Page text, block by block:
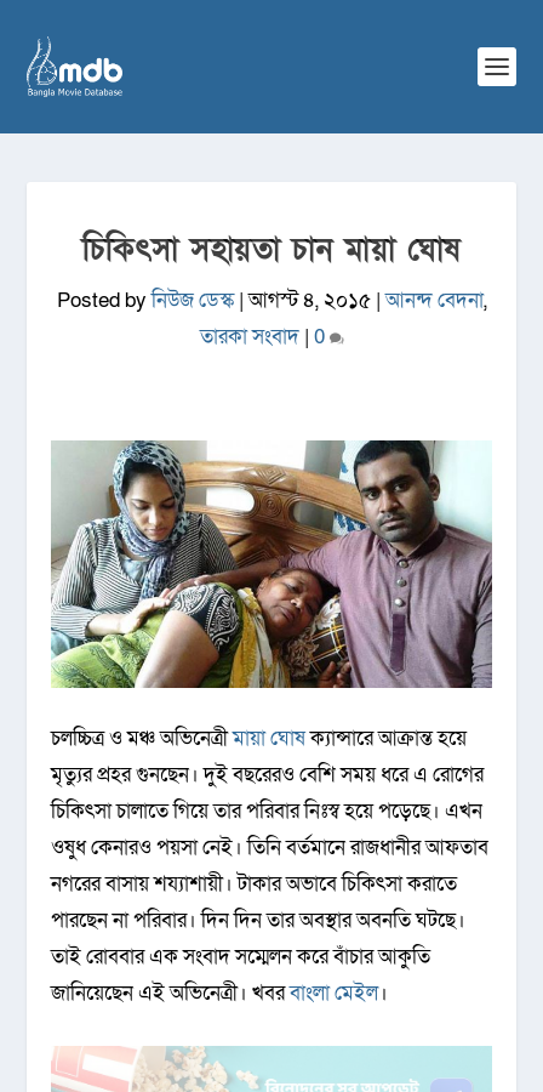
চিকিৎসা সহায়তা চান মায়া ঘোষ
Posted byনিউজ ডেস্ক|আগস্ট ৪, ২০১৫|আনন্দ বেদনা,
তারকা সংবাদ| 0
চলচ্চিত্র ও মঞ্চ অভিনেত্রীমায়া ঘোষক্যান্সারে আক্রান্ত হয়ে
মৃত্যুর প্রহর গুনছেন। দুই বছরেরও বেশি সময় ধরে এ রোগের
চিকিৎসা চালাতে গিয়ে তার পরিবার নিঃস্ব হয়ে পড়েছে। এখন
ওষুধ কেনারও পয়সা নেই। তিনি বর্তমানে রাজধানীর আফতাব
নগরের বাসায় শয্যাশায়ী। টাকার অভাবে চিকিৎসা করাতে
পারছেন না পরিবার। দিন দিন তার অবস্থার অবনতি ঘটছে।
তাই রোববার এক সংবাদ সম্মেলন করে বাঁচার আকুতি
জানিয়েছেন এই অভিনেত্রী। খবরবাংলা মেইল।